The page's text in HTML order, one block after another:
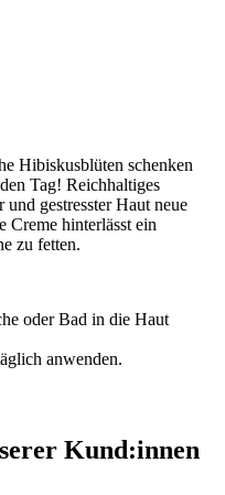
Hibiskusblüten schenken
Tag! Reichhaltiges
gestresster Haut neue
Creme hinterlässt ein
zu fetten.
oder Bad in die Haut
anwenden.
Kund:innen